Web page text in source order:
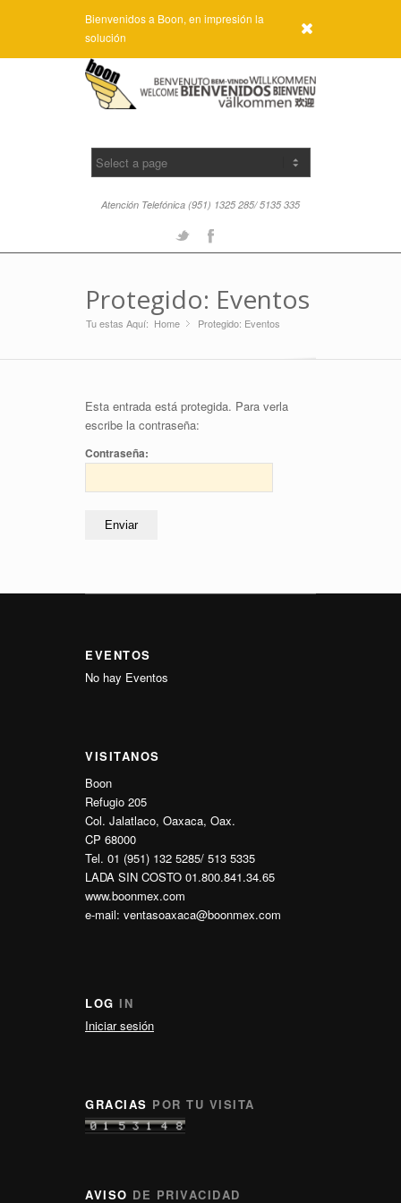
Bienvenidos a Boon, en impresión la
solución
Atención Telefónica (951) 1325 285/ 5135 335
Twitter
Protegido: Eventos
Tu estas Aquí: Home »
Protegido: Eventos
Esta entrada está protegida. Para verla
escribe la contraseña:
Contraseña:
EVENTOS
No hay Eventos
VISITANOS
Boon
Refugio 205
Col. Jalatlaco, Oaxaca, Oax.
CP 68000
Tel. 01 (951) 132 5285/ 513 5335
LADA SIN COSTO 01.800.841.34.65
www.boonmex.com
e-mail: ventasoaxaca@boonmex.com
LOG IN
Iniciar sesión
GRACIAS POR TU VISITA
AVISO DE PRIVACIDAD